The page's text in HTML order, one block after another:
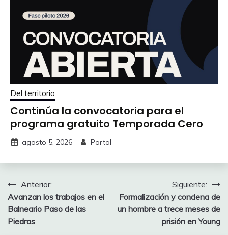
Del territorio
Continúa la convocatoria para el
programa gratuito Temporada Cero
agosto 5, 2026 Portal
Navegación
de
entradas
Anterior:
Avanzan los trabajos en el
Balneario Paso de las
Piedras
Siguiente:
Formalización y condena de
un hombre a trece meses de
prisión en Young